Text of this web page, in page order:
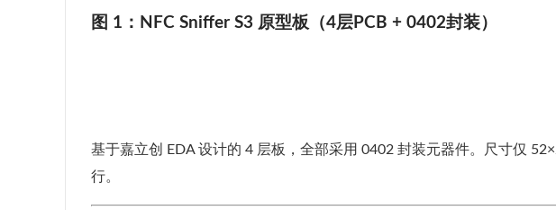
图 1：NFC Sniffer S3 原型板（4层PCB + 0402封装）
基于嘉立创 EDA 设计的 4 层板，全部采用 0402 封装元器件。尺寸仅
行。